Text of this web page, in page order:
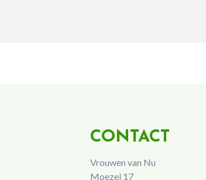
CONTACT
Vrouwen van Nu
Moezel 17